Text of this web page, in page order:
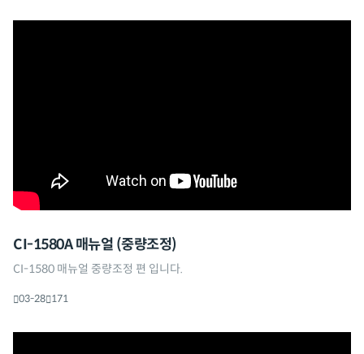
CI-1580A 매뉴얼 (중량조정)
CI-1580 매뉴얼 중량조정 편 입니다.
03-28 171